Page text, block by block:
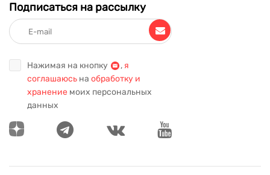
Подписаться на рассылку
Нажимая на кнопку , я
соглашаюсь на обработку и
хранение моих персональных
данных